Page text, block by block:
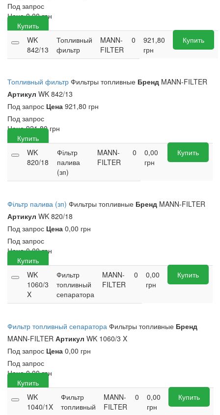
Под запрос
Цена 0,00грн
Купить
WK
842/13
Топливный
фильтр
MANN-
FILTER
0
921,80
грн
Купить
Топливный фильтр Фильтры топливные Бренд MANN-FILTER
Артикул WK 842/13
Под запрос Цена 921,80 грн
Под запрос
Цена 921,80грн
Купить
WK
820/18
Фільтр
палива
(зп)
MANN-
FILTER
0
0,00
грн
Купить
Фільтр палива (зп) Фильтры топливные Бренд MANN-FILTER
Артикул WK 820/18
Под запрос Цена 0,00 грн
Под запрос
Цена 0,00грн
Купить
WK
1060/3
X
Фильтр
топливный
сепаратора
MANN-
FILTER
0
0,00
грн
Купить
Фильтр топливный сепаратора Фильтры топливные Бренд
MANN-FILTER Артикул WK 1060/3 X
Под запрос Цена 0,00 грн
Под запрос
Цена 0,00грн
Купить
WK
1040/1X
Фильтр
топливный
MANN-
FILTER
0
0,00
грн
Купить